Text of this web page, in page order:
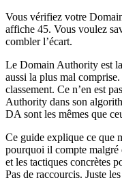
Vous vérifiez votre
affiche 45. Vous voulez
combler l’écart.
Le Domain Authority est
aussi la plus mal
classement. Ce n’en est
Authority dans son
DA sont les mêmes que
Ce guide explique ce que
pourquoi il compte malgré
et les tactiques concrètes
Pas de raccourcis. Juste